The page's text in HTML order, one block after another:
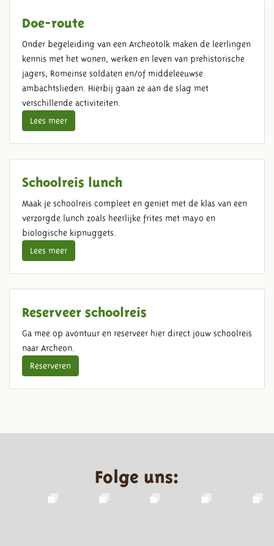
Doe-route
Onder begeleiding van een Archeotolk maken de leerlingen
kennis met het wonen, werken en leven van prehistorische
jagers, Romeinse soldaten en/of middeleeuwse
ambachtslieden. Hierbij gaan ze aan de slag met
verschillende activiteiten.
Lees meer
Schoolreis lunch
Maak je schoolreis compleet en geniet met de klas van een
verzorgde lunch zoals heerlijke frites met mayo en
biologische kipnuggets.
Lees meer
Reserveer schoolreis
Ga mee op avontuur en reserveer hier direct jouw schoolreis
naar Archeon.
Reserveren
Folge uns: